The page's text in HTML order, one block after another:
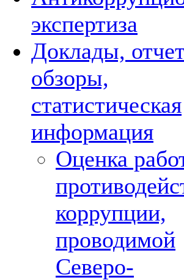
экспертиза
Доклады,
обзоры,
статистическая
информация
Оценка
коррупции,
проводимой
Северо-